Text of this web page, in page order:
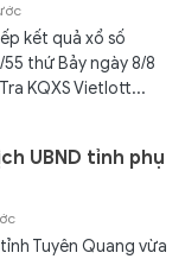
kết quả xổ số
thứ Bảy ngày 8/8
KQXS Vietlott...
UBND tỉnh phụ
Tuyên Quang vừa